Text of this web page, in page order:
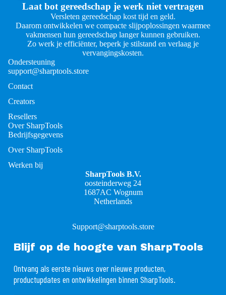
Laat bot gereedschap je werk niet vertragen
Versleten gereedschap kost tijd en geld.
Daarom ontwikkelen we compacte slijpoplossingen waarmee
vakmensen hun gereedschap langer kunnen gebruiken.
Zo werk je efficiënter, beperk je stilstand en verlaag je
vervangingskosten.
Ondersteuning
support@sharptools.store
Contact
Creators
Resellers
Over SharpTools
Bedrijfsgegevens
Over SharpTools
Werken bij
SharpTools B.V.
oosteinderweg 24
1687AC Wognum
Netherlands
Support@sharptools.store
Blijf op de hoogte van SharpTools
Ontvang als eerste nieuws over nieuwe producten,
productupdates en ontwikkelingen binnen SharpTools.